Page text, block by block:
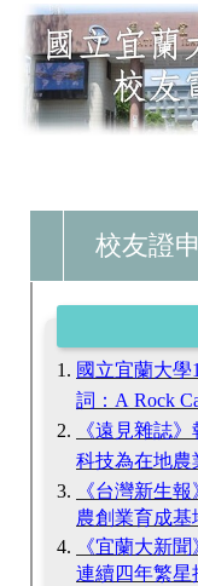
校友證
國立宜蘭大學
詞： A Rock
《遠見雜誌》
科技為在地農
《台灣新生報
農創業育成基
《宜蘭大新聞
連續四年繁星